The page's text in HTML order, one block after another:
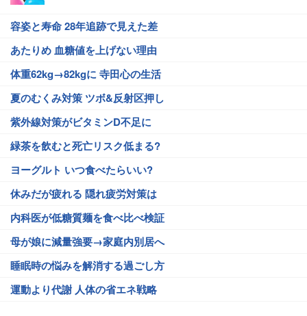
容姿と寿命 28年追跡で見えた差
あたりめ 血糖値を上げない理由
体重62kg→82kgに 寺田心の生活
夏のむくみ対策 ツボ&反射区押し
紫外線対策がビタミンD不足に
緑茶を飲むと死亡リスク低まる?
ヨーグルト いつ食べたらいい?
休みだが疲れる 隠れ疲労対策は
内科医が低糖質麺を食べ比べ検証
母が娘に減量強要→家庭内別居へ
睡眠時の悩みを解消する過ごし方
運動より代謝 人体の省エネ戦略